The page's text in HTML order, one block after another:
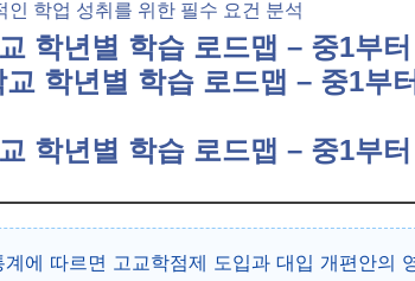
인 학업 성취를 위한 필수 요건 분석
학년별 학습 로드맵 – 중1부
학년별 학습 로드맵 – 중1부
학년별 학습 로드맵 – 중1부
계에 따르면 고교학점제 도입과 대입 개편안의